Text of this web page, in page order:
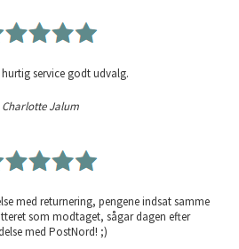
service godt udvalg.
Charlotte Jalum
med returnering, pengene indsat samme
som modtaget, sågar dagen efter
med PostNord! ;)